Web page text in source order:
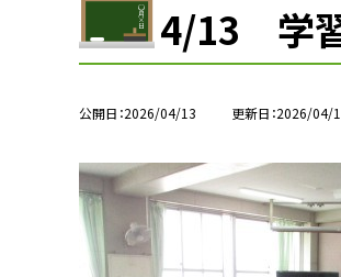
4/13 学
公開日 2026/04/13 更新日 2026/04/